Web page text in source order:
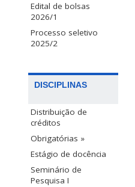
Edital de bolsas
2026/1
Processo seletivo
2025/2
DISCIPLINAS
Distribuição de
créditos
Obrigatórias »
Estágio de docência
Seminário de
Pesquisa I